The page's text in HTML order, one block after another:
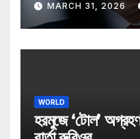
MARCH 31, 2026
WORLD
হরমুজে ‘টোল’